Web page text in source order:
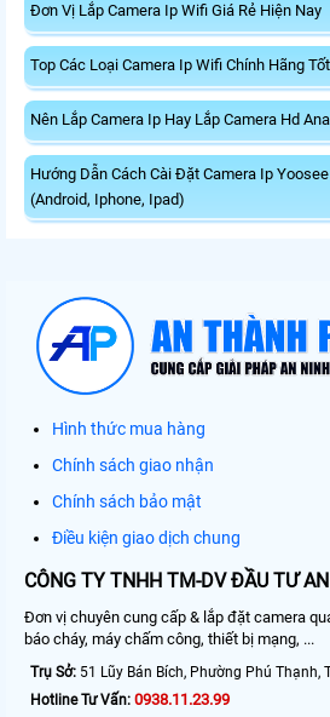
Đơn Vị Lắp Camera Ip Wifi Giá Rẻ Hiện Nay
Top Các Loại Camera Ip Wifi Chính Hãng
Nên Lắp Camera Ip Hay Lắp Camera Hd
Hướng Dẫn Cách Cài Đặt Camera Ip
(Android, Iphone, Ipad)
Hình thức mua hàng
Chính sách giao nhận
Chính sách bảo mật
Điều kiện giao dịch chung
CÔNG TY TNHH TM-DV ĐẦU TƯ
Đơn vị chuyên cung cấp & lắp đặt camera
báo cháy, máy chấm công, thiết bị mạng, ...
Trụ Sở: 51 Lũy Bán Bích, Phường Phú Thạnh,
Hotline Tư Vấn: 0938.11.23.99